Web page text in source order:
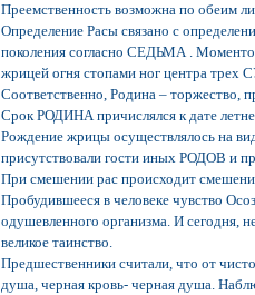
Преемственность возможна по обеим
Определение Расы связано с
поколения согласно СЕДЬМА .
жрицей огня стопами ног центра
Соответственно, Родина – торжество,
Срок РОДИНА причислялся к дате
Рождение жрицы осуществлялось на
присутствовали гости иных РОДОВ и
При смешении рас происходит
Пробудившееся в человеке чувство
одушевленного организма. И сегодня,
великое таинство.
Предшественники считали, что от
душа, черная кровь- черная душа.